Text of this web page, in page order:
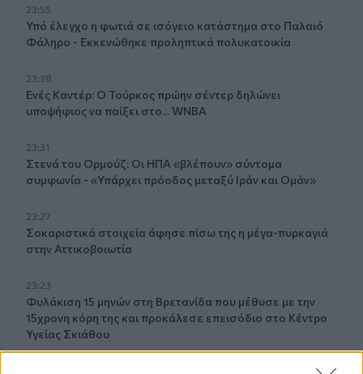
23:55
Υπό έλεγχο η φωτιά σε ισόγειο κατάστημα στο Παλαιό
Φάληρο - Εκκενώθηκε προληπτικά πολυκατοικία
23:38
Ενές Καντέρ: Ο Τούρκος πρώην σέντερ δηλώνει
υποψήφιος να παίξει στο... WNBA
23:31
Στενά του Ορμούζ: Οι ΗΠΑ «βλέπουν» σύντομα
συμφωνία - «Υπάρχει πρόοδος μεταξύ Ιράν και Ομάν»
23:27
Σοκαριστικά στοιχεία άφησε πίσω της η μέγα-πυρκαγιά
στην Αττικοβοιωτία
23:23
Φυλάκιση 15 μηνών στη Βρετανίδα που μέθυσε με την
15χρονη κόρη της και προκάλεσε επεισόδιο στο Κέντρο
Υγείας Σκιάθου